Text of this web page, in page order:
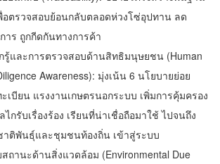
อตรวจสอบย้อนกลับตลอดห่วงโซ่อุปทาน ลด
าร ถูกกีดกันทางการค้า
รู้และการตรวจสอบด้านสิทธิมนุษยชน (Human
Awareness): มุ่งเน้น 6 นโยบายย่อย
เบียน แรงงานเกษตรนอกระบบ เพิ่มการคุ้มครอง
ไกรับเรื่องร้อง เรียนที่น่าเชื่อถือมาใช้ ไปจนถึง
าติพันธุ์และชุมชนท้องถิ่น เข้าสู่ระบบ
ถานะด้านสิ่งแวดล้อม (Environmental Due